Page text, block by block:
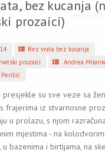
bez kucanja
prozaici)
Bez vrata bez kucanja
prozaici
Andrea
Perišić
presjekle su sve veze sa
frajerima iz stvarnosne
u prolazu, s njom
mjestima - na
u bazenima i birtijama, na